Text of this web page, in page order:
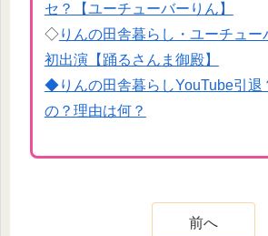
セ？【ユーチューバーりん】
◇りんの田舎暮らし・ユーチュー
初出演【踊るさんま御殿】
◆りんの田舎暮らしYouTube引退
の？理由は何？
前へ